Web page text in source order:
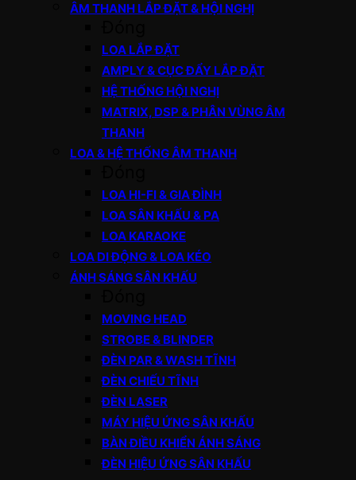
ÂM THANH LẮP ĐẶT & HỘI NGHỊ
LOA LẮP ĐẶT
AMPLY & CỤC ĐẨY LẮP ĐẶT
HỆ THỐNG HỘI NGHỊ
MATRIX, DSP & PHÂN VÙNG ÂM
THANH
LOA & HỆ THỐNG ÂM THANH
LOA HI-FI & GIA ĐÌNH
LOA SÂN KHẤU & PA
LOA KARAOKE
LOA DI ĐỘNG & LOA KÉO
ÁNH SÁNG SÂN KHẤU
MOVING HEAD
STROBE & BLINDER
ĐÈN PAR & WASH TĨNH
ĐÈN CHIẾU TĨNH
ĐÈN LASER
MÁY HIỆU ỨNG SÂN KHẤU
BÀN ĐIỀU KHIỂN ÁNH SÁNG
ĐÈN HIỆU ỨNG SÂN KHẤU